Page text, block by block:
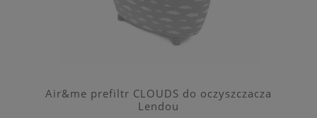
Air&me prefiltr CLOUDS do oczyszczacza
Lendou